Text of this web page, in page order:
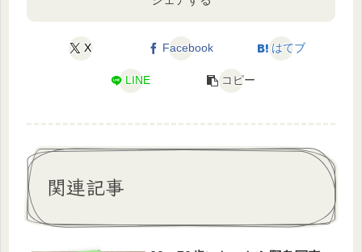
X Facebook はてブ
LINE コピー
関連記事